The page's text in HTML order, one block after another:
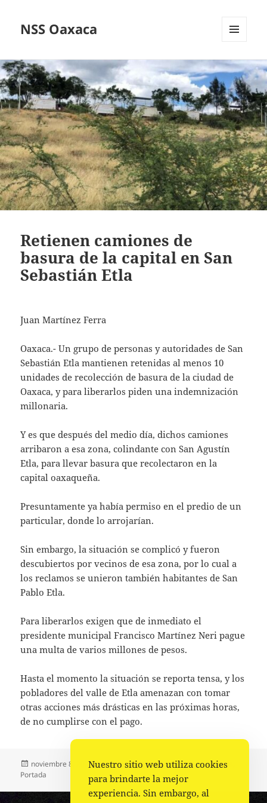
NSS Oaxaca
WIDGETS
Retienen camiones de
basura de la capital en San
Sebastián Etla
Juan Martínez Ferra
Oaxaca.- Un grupo de personas y autoridades de San
Sebastián Etla mantienen retenidas al menos 10
unidades de recolección de basura de la ciudad de
Oaxaca, y para liberarlos piden una indemnización
millonaria.
Y es que después del medio día, dichos camiones
arribaron a esa zona, colindante con San Agustín
Etla, para llevar basura que recolectaron en la
capital oaxaqueña.
Presuntamente ya había permiso en el predio de un
particular, donde lo arrojarían.
Sin embargo, la situación se complicó y fueron
descubiertos por vecinos de esa zona, por lo cual a
los reclamos se unieron también habitantes de San
Pablo Etla.
Para liberarlos exigen que de inmediato el
presidente municipal Francisco Martínez Neri pague
una multa de varios millones de pesos.
Hasta el momento la situación se reporta tensa, y los
pobladores del valle de Etla amenazan con tomar
otras acciones más drásticas en las próximas horas,
de no cumplirse con el pago.
Publicado
el
noviembre 8, 2022 Autor
La redacción Categorías
Estado ,Municipios
Portada
Navegación
Nuestro sitio web utiliza cookies
para brindarte la mejor
experiencia. Sin embargo, al